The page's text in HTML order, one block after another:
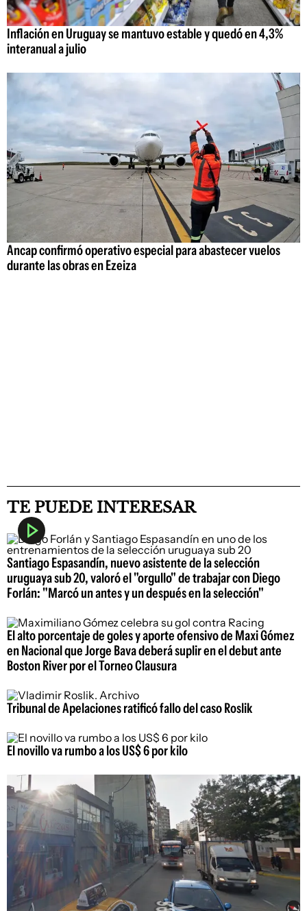
Inflación en Uruguay se mantuvo estable y quedó en 4,3%
interanual a julio
Ancap confirmó operativo especial para abastecer vuelos
durante las obras en Ezeiza
TE PUEDE INTERESAR
Santiago Espasandín, nuevo asistente de la selección
uruguaya sub 20, valoró el "orgullo" de trabajar con Diego
Forlán: "Marcó un antes y un después en la selección"
El alto porcentaje de goles y aporte ofensivo de Maxi Gómez
en Nacional que Jorge Bava deberá suplir en el debut ante
Boston River por el Torneo Clausura
Tribunal de Apelaciones ratificó fallo del caso Roslik
El novillo va rumbo a los US$ 6 por kilo